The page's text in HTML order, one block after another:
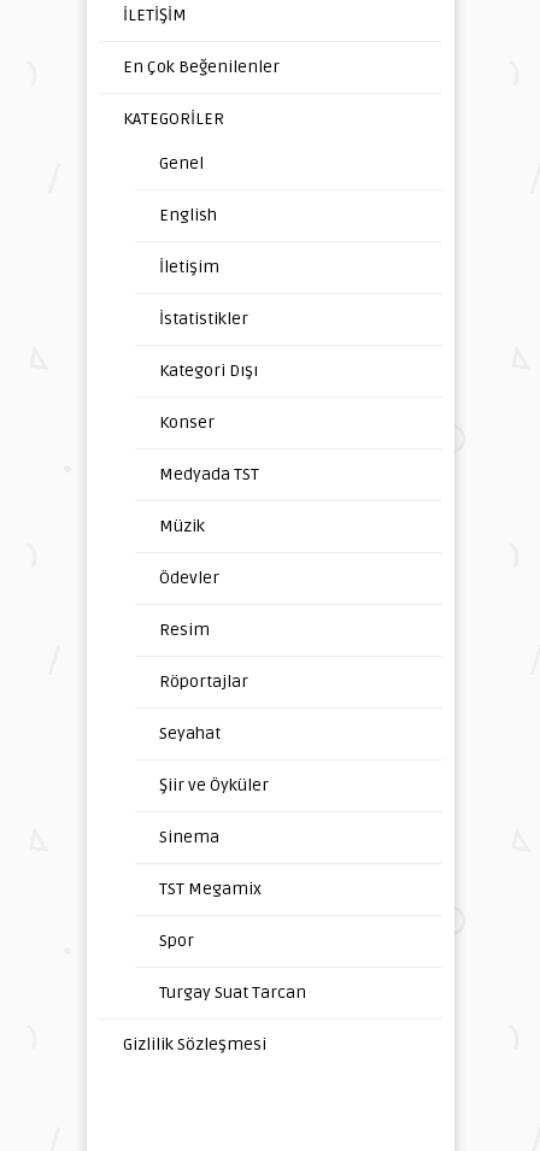
İLETİŞİM
En Çok Beğenilenler
KATEGORİLER
Genel
English
İletişim
İstatistikler
Kategori Dışı
Konser
Medyada TST
Müzik
Ödevler
Resim
Röportajlar
Seyahat
Şiir ve Öyküler
Sinema
TST Megamix
Spor
Turgay Suat Tarcan
Gizlilik Sözleşmesi